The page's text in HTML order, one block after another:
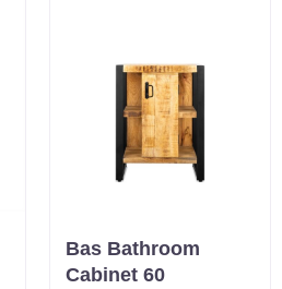
Bas Bathroom
Cabinet 60